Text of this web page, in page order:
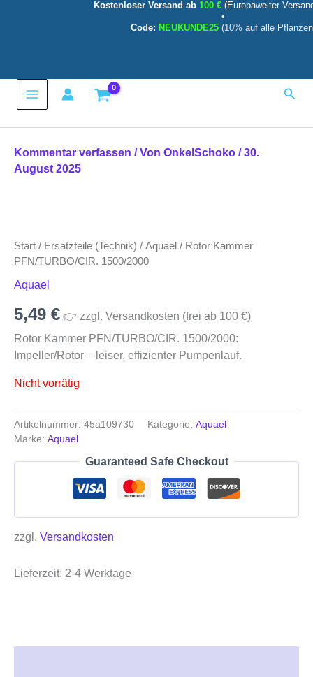
Kostenloser Versand ab 100 € (Europaweiter
•
Code: NEUKUNDE25 (10% auf alle
Main
Kommentar verfassen / Von OnkelSchoko /30.
August 2025
Start / Ersatzteile (Technik) / Aquael / Rotor Kammer
PFN/TURBO/CIR. 1500/2000
Aquael
5,49 € 👉 zzgl. Versandkosten (frei ab 100 €)
Rotor Kammer PFN/TURBO/CIR. 1500/2000:
Impeller/Rotor – leiser, effizienter Pumpenlauf.
Nicht vorrätig
Artikelnummer: 45a109730 Kategorie: Aquael
Marke: Aquael
Guaranteed Safe Checkout
zzgl. Versandkosten
Lieferzeit: 2-4 Werktage